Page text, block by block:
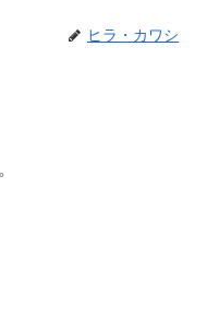
ヒラ・カワシ